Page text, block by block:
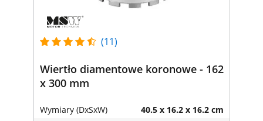
(11)
Wiertło diamentowe koronowe - 162
x 300 mm
Wymiary (DxSxW) 40.5 x 16.2 x 16.2 cm